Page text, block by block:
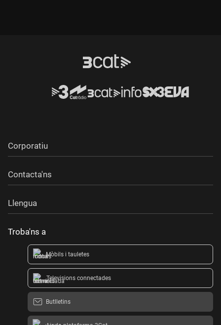
Corporatiu
Contacta'ns
Llengua
Troba'ns a
Mòbils i tauletes
Televisions connectades
Butlletins